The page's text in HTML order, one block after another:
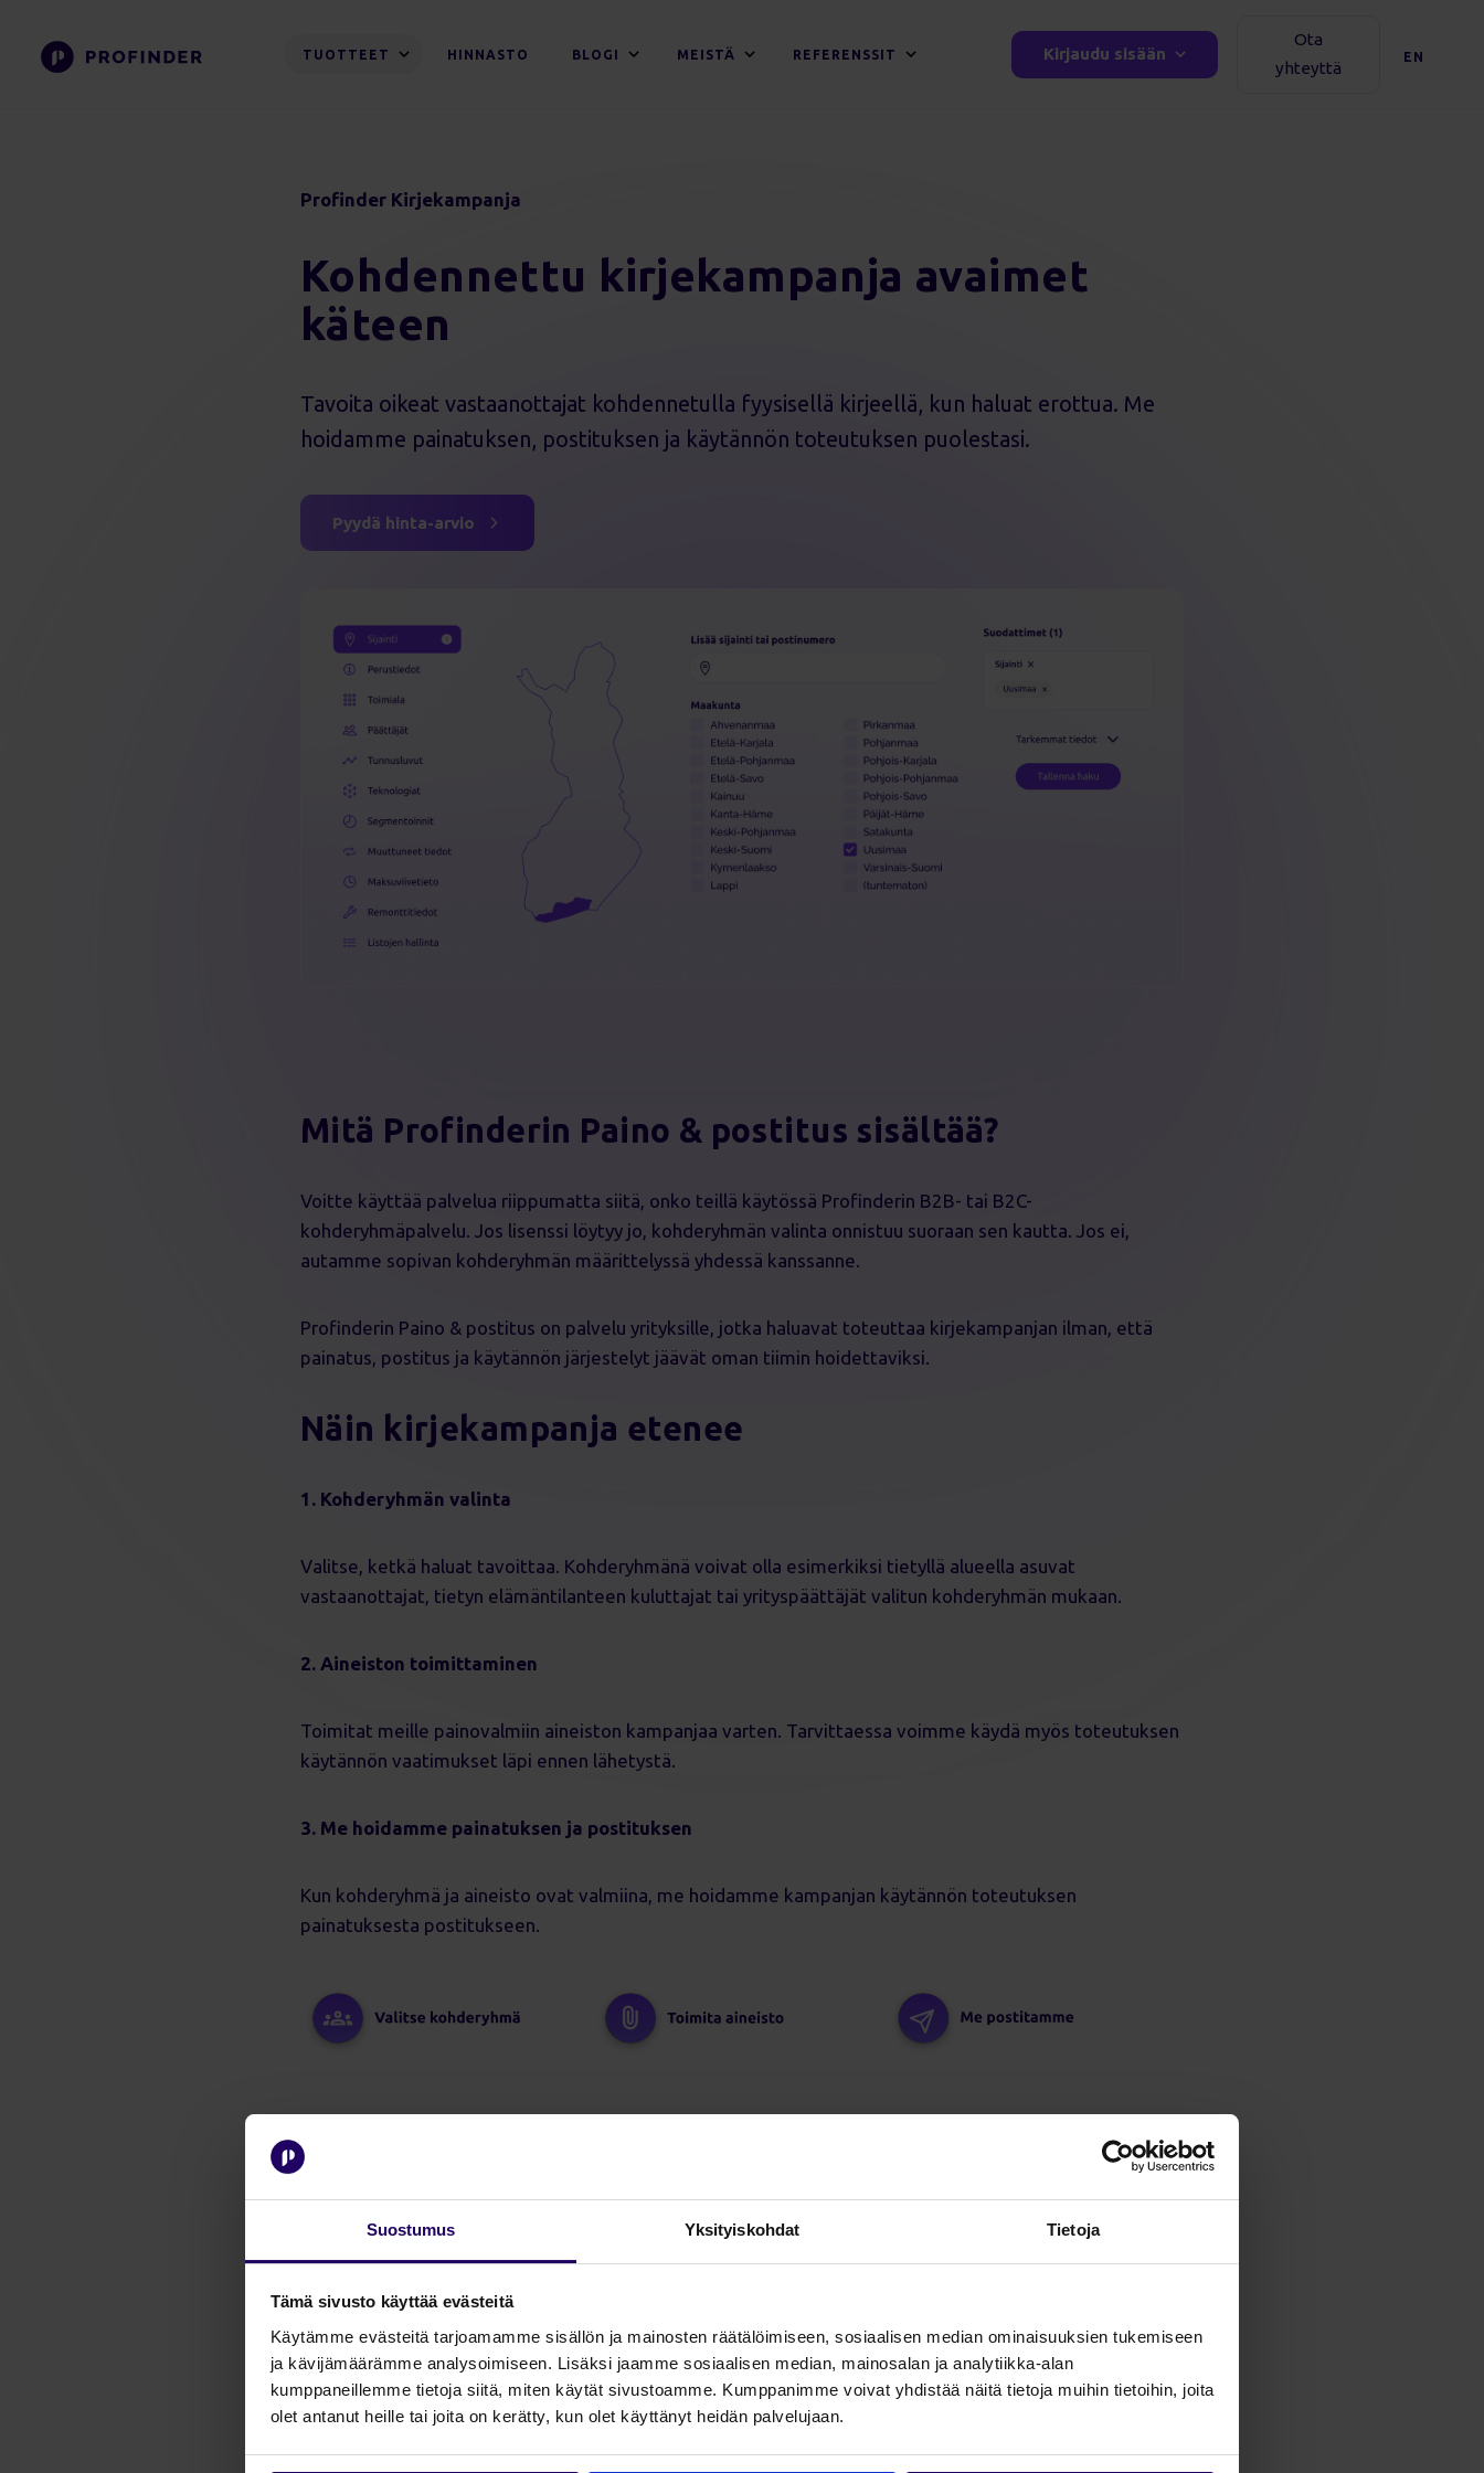
Suostumus Yksityiskohdat Tietoja
Tämä sivusto käyttää evästeitä
Käytämme evästeitä tarjoamamme sisällön ja mainosten räätälöimiseen, sosiaalisen median ominaisuuksien tukemiseen
ja kävijämäärämme analysoimiseen. Lisäksi jaamme sosiaalisen median, mainosalan ja analytiikka-alan
kumppaneillemme tietoja siitä, miten käytät sivustoamme. Kumppanimme voivat yhdistää näitä tietoja muihin tietoihin, joita
olet antanut heille tai joita on kerätty, kun olet käyttänyt heidän palvelujaan.
TUOTTEET HINNASTO BLOGI MEISTÄ REFERENSSIT Kirjaudu sisään
Ota
yhteyttä
EN
Profinder Kirjekampanja
Kohdennettu kirjekampanja avaimet
käteen
Tavoita oikeat vastaanottajat kohdennetulla fyysisellä kirjeellä, kun haluat erottua. Me
hoidamme painatuksen, postituksen ja käytännön toteutuksen puolestasi.
Pyydä hinta-arvio
Mitä Profinderin Paino & postitus sisältää?
Voitte käyttää palvelua riippumatta siitä, onko teillä käytössä Profinderin B2B- tai B2C-
kohderyhmäpalvelu. Jos lisenssi löytyy jo, kohderyhmän valinta onnistuu suoraan sen kautta. Jos ei,
autamme sopivan kohderyhmän määrittelyssä yhdessä kanssanne.
Profinderin Paino & postitus on palvelu yrityksille, jotka haluavat toteuttaa kirjekampanjan ilman, että
painatus, postitus ja käytännön järjestelyt jäävät oman tiimin hoidettaviksi.
Näin kirjekampanja etenee
1. Kohderyhmän valinta
Valitse, ketkä haluat tavoittaa. Kohderyhmänä voivat olla esimerkiksi tietyllä alueella asuvat
vastaanottajat, tietyn elämäntilanteen kuluttajat tai yrityspäättäjät valitun kohderyhmän mukaan.
2. Aineiston toimittaminen
Toimitat meille painovalmiin aineiston kampanjaa varten. Tarvittaessa voimme käydä myös toteutuksen
käytännön vaatimukset läpi ennen lähetystä.
3. Me hoidamme painatuksen ja postituksen
Kun kohderyhmä ja aineisto ovat valmiina, me hoidamme kampanjan käytännön toteutuksen
painatuksesta postitukseen.
Miksi fyysinen kirje toimii?
Fyysinen kirje erottuu ympäristössä, jossa suuri osa markkinoinnista tapahtuu digitaalisesti.
Viesti tuntuu henkilökohtaisemmalta
Nimellä ja osoitteella kohdennettu kirje koetaan usein henkilökohtaisemmaksi kuin massaviestinä
vastaanotettu digitaalinen mainonta.
Kun viesti lähetetään oikealle kohderyhmälle, kampanja ei jää pelkäksi näkyvyydeksi, vaan sillä on